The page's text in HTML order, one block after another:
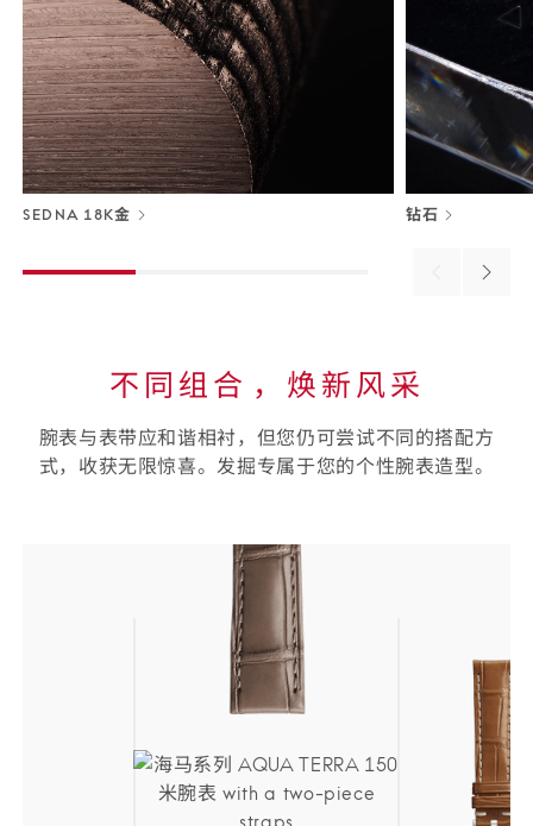
PreviousNext
SEDNA 18K金 钻石
不同组合⁠，焕新风采
腕表与表带应和谐相衬，但您仍可尝试不同的搭配方
式，收获无限惊喜。发掘专属于您的个性腕表造型。